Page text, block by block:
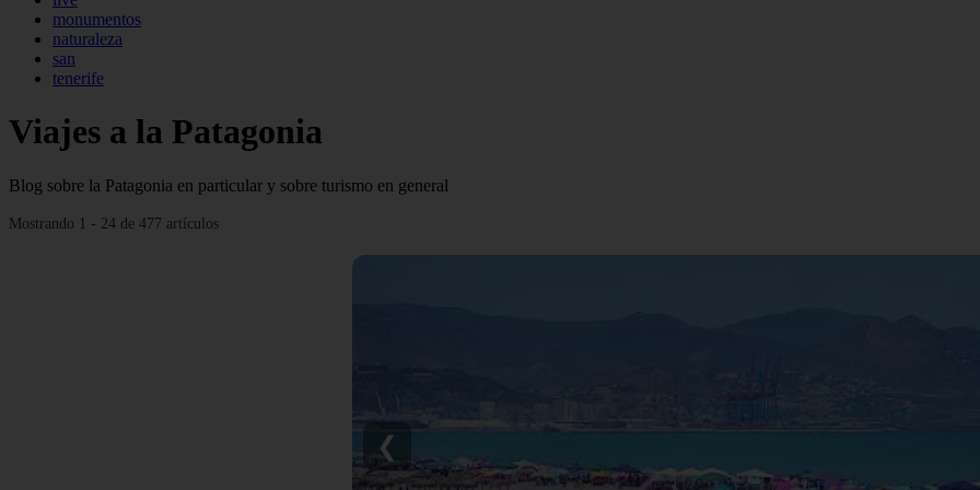
monumentos
naturaleza
san
tenerife
Viajes a la Patagonia
Blog sobre la Patagonia en particular y sobre turismo en general
Mostrando 1 - 24 de 477 artículos
❮